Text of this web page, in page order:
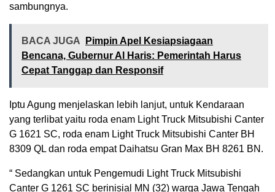
sambungnya.
BACA JUGA
Pimpin Apel Kesiapsiagaan
Bencana, Gubernur Al Haris: Pemerintah Harus
Cepat Tanggap dan Responsif
Iptu Agung menjelaskan lebih lanjut, untuk Kendaraan
yang terlibat yaitu roda enam Light Truck Mitsubishi Canter
G 1621 SC, roda enam Light Truck Mitsubishi Canter BH
8309 QL dan roda empat Daihatsu Gran Max BH 8261 BN.
“ Sedangkan untuk Pengemudi Light Truck Mitsubishi
Canter G 1261 SC berinisial MN (32) warga Jawa Tengah